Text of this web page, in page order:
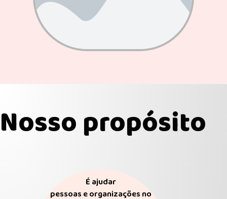
Nosso propósito
É ajudar
pessoas e organizações no